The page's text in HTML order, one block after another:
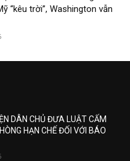
“kêu trời”, Washington vẫn
DÂN CHỦ ĐƯA LUẬT CẤM
HẠN CHẾ ĐỐI VỚI BÁO